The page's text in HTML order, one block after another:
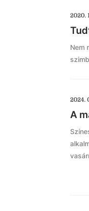
2020.
Nem
2024.
A